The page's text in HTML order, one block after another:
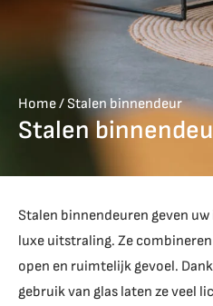
Home/Stalen binnendeur
Stalen
Stalen binnendeuren geven
luxe uitstraling. Ze
open en ruimtelijk gevoel.
gebruik van glas laten ze veel